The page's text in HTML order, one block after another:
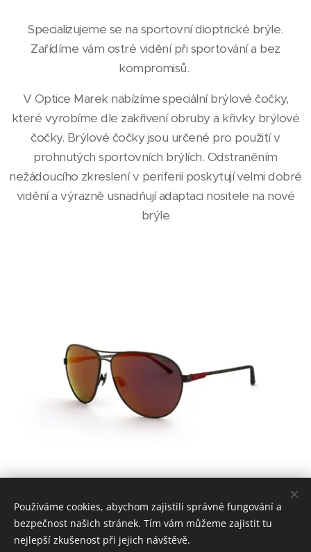
Specializujeme se na sportovní dioptrické brýle.
Zařídíme vám ostré vidění při sportování a bez
kompromisů.
V Optice Marek nabízíme speciální brýlové čočky,
které vyrobíme dle zakřivení obruby a křivky brýlové
čočky. Brýlové čočky jsou určené pro použití v
prohnutých sportovních brýlích. Odstraněním
nežádoucího zkreslení v periferii poskytují velmi dobré
vidění a výrazně usnadňují adaptaci nositele na nové
brýle
Nejste si jisti
Používáme cookies, abychom zajistili správné fungování a
bezpečnost našich stránek. Tím vám můžeme zajistit tu
nejlepší zkušenost při jejich návštěvě.